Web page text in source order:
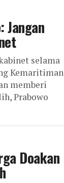
Jangan
selama
Kemaritiman
memberi
Prabowo
Doakan